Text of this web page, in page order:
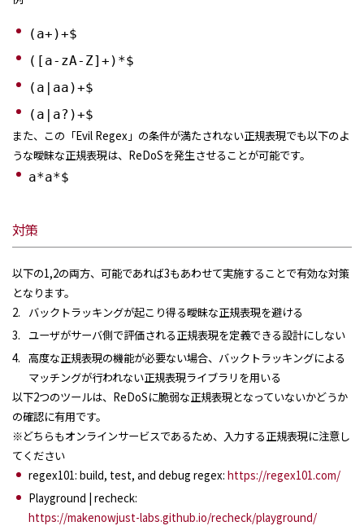
(a+)+$
([a-zA-Z]+)*$
(a|aa)+$
(a|a?)+$
また、この「Evil Regex」の条件が満たされない正規表現でも以下のよ
うな曖昧な正規表現は、ReDoSを発生させることが可能です。
a*a*$
対策
以下の1,2の両方、可能であれば3もあわせて実施することで有効な対策
となります。
バックトラッキングが起こり得る曖昧な正規表現を避ける
ユーザがサーバ側で評価される正規表現を定義できる設計にしない
高度な正規表現の機能が必要ない場合、バックトラッキングによる
マッチングが行われない正規表現ライブラリを用いる
以下2つのツールは、ReDoSに脆弱な正規表現となっていないかどうか
の確認に有用です。
※どちらもオンラインサービスであるため、入力する正規表現に注意し
てください
regex101: build, test, and debug regex: https://regex101.com/
Playground | recheck:
https://makenowjust-labs.github.io/recheck/playground/